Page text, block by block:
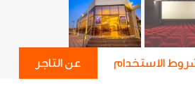
الاستخدام عن التاجر